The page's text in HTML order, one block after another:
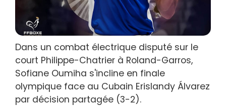
Dans un combat électrique disputé sur le
court Philippe-Chatrier à Roland-Garros,
Sofiane Oumiha s'incline en finale
olympique face au Cubain Erislandy Álvarez
par décision partagée (3-2).